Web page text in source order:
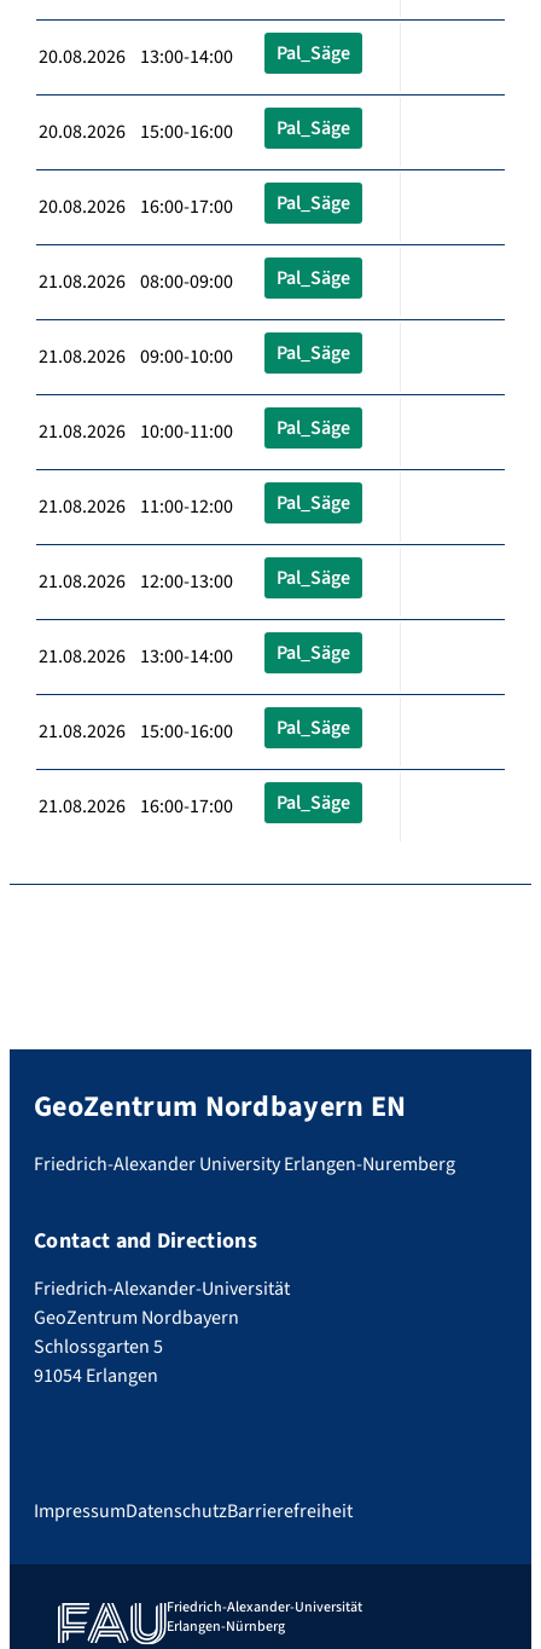
20.08.2026 13:00-14:00 Pal_Säge
20.08.2026 15:00-16:00 Pal_Säge
20.08.2026 16:00-17:00 Pal_Säge
21.08.2026 08:00-09:00 Pal_Säge
21.08.2026 09:00-10:00 Pal_Säge
21.08.2026 10:00-11:00 Pal_Säge
21.08.2026 11:00-12:00 Pal_Säge
21.08.2026 12:00-13:00 Pal_Säge
21.08.2026 13:00-14:00 Pal_Säge
21.08.2026 15:00-16:00 Pal_Säge
21.08.2026 16:00-17:00 Pal_Säge
GeoZentrum Nordbayern EN
Friedrich-Alexander University Erlangen-Nuremberg
Contact and Directions
Friedrich-Alexander-Universität
GeoZentrum Nordbayern
Schlossgarten 5
91054 Erlangen
ImpressumDatenschutzBarrierefreiheit
Friedrich-Alexander-Universität
Erlangen-Nürnberg